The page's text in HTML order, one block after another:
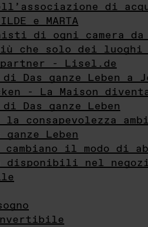
di
e MARTA
di ogni camera
più che solo dei
partner - Lisel.de
Das ganze Leben a
- La Maison
Das ganze Leben
consapevolezza
Leben
il modo di
nel